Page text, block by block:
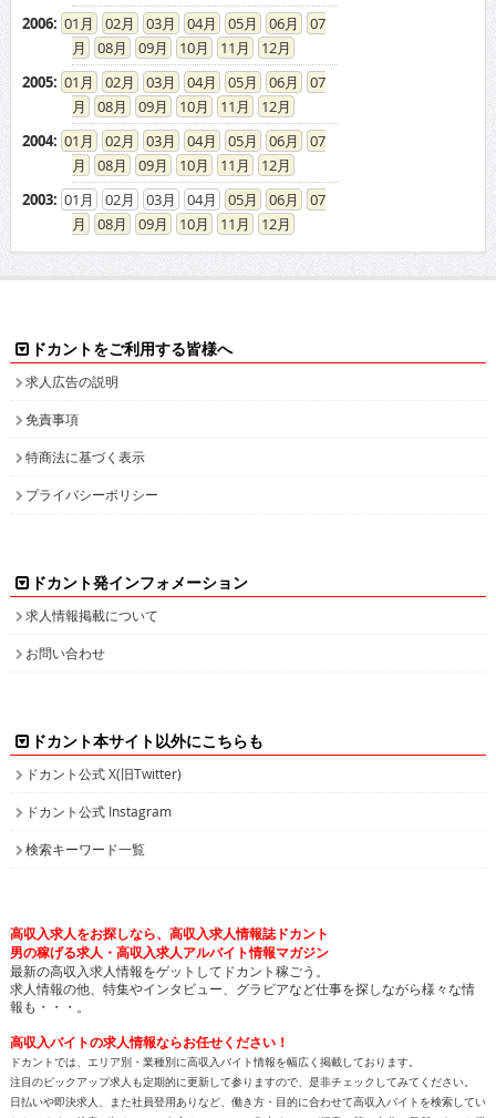
2006: 01 02 03 04 05 06
07
08
09 10 11
12
2005: 01 02 03 04 05 06
07
08
09 10 11
12
2004: 01 02 03 04 05 06
07
08
09 10 11
12
2003: 01 02 03 04 05 06
07
08
09 10 11 12
ドカントをご利用する皆様へ
求人広告の説明
免責事項
特商法に基づく表示
プライバシーポリシー
ドカント発インフォメーション
求人情報掲載について
お問い合わせ
ドカント本サイト以外にこちらも
ドカント公式 X(旧Twitter)
ドカント公式 Instagram
検索キーワード一覧
高収入求人をお探しなら、高収入求人情報誌ドカント
男の稼げる求人・高収入求人アルバイト情報マガジン
最新の高収入求人情報をゲットしてドカント稼ごう。
求人情報の他、特集やインタビュー、グラビアなど仕事を探しながら様々な情
報も・・・。
高収入バイトの求人情報ならお任せください！
ドカントでは、エリア別・業種別に高収入バイト情報を幅広く掲載しております。
注目のピックアップ求人も定期的に更新して参りますので、是非チェックしてみてください。
日払いや即決求人、また社員登用ありなど、働き方・目的に合わせて高収入バイトを検索してい